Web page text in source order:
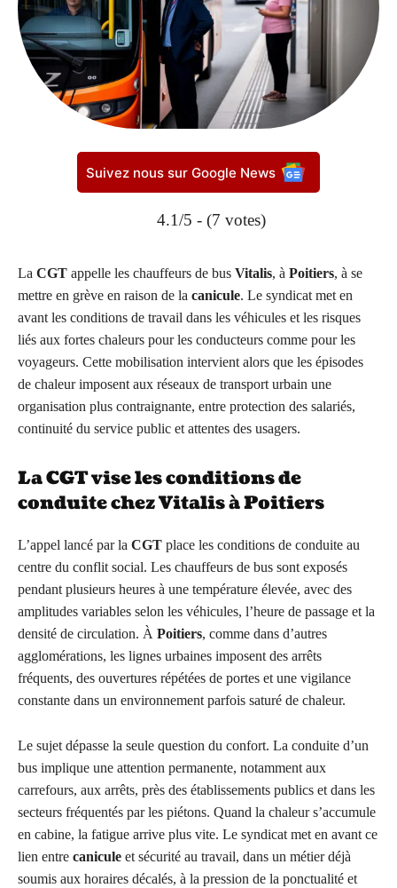
Suivez nous sur Google News
4.1/5 - (7 votes)
La CGT appelle les chauffeurs de bus Vitalis, à Poitiers, à se
mettre en grève en raison de la canicule. Le syndicat met en
avant les conditions de travail dans les véhicules et les risques
liés aux fortes chaleurs pour les conducteurs comme pour les
voyageurs. Cette mobilisation intervient alors que les épisodes
de chaleur imposent aux réseaux de transport urbain une
organisation plus contraignante, entre protection des salariés,
continuité du service public et attentes des usagers.
La CGT vise les conditions de
conduite chez Vitalis à Poitiers
L’appel lancé par la CGT place les conditions de conduite au
centre du conflit social. Les chauffeurs de bus sont exposés
pendant plusieurs heures à une température élevée, avec des
amplitudes variables selon les véhicules, l’heure de passage et la
densité de circulation. À Poitiers, comme dans d’autres
agglomérations, les lignes urbaines imposent des arrêts
fréquents, des ouvertures répétées de portes et une vigilance
constante dans un environnement parfois saturé de chaleur.
Le sujet dépasse la seule question du confort. La conduite d’un
bus implique une attention permanente, notamment aux
carrefours, aux arrêts, près des établissements publics et dans les
secteurs fréquentés par les piétons. Quand la chaleur s’accumule
en cabine, la fatigue arrive plus vite. Le syndicat met en avant ce
lien entre canicule et sécurité au travail, dans un métier déjà
soumis aux horaires décalés, à la pression de la ponctualité et